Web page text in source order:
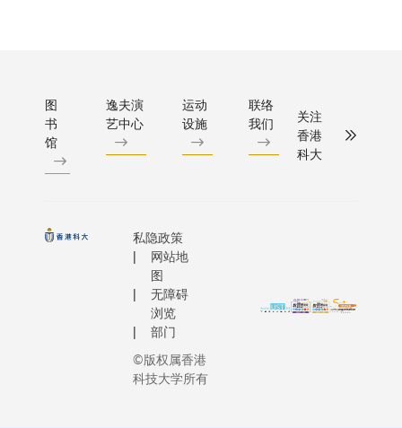
图
书
馆
逸夫演
艺中心
运动
设施
联络
我们
关注
香港
科大
私隐政策
网站地
图
无障碍
浏览
部门
©版权属香港
科技大学所有